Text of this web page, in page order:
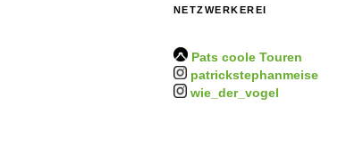
NETZWERKEREI
Pats coole Touren
patrickstephanmeise
wie_der_vogel